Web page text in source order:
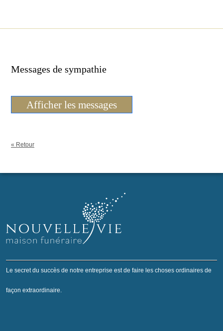
Messages de sympathie
Afficher les messages
« Retour
Le secret du succès de notre entreprise est de faire les choses ordinaires de
façon extraordinaire.